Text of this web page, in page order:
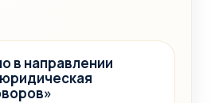
в направлении